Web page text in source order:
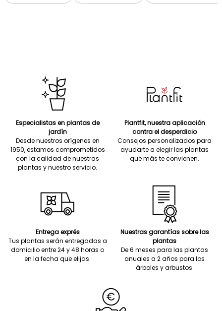
Especialistas en plantas de
jardín
Desde nuestros orígenes en
1950, estamos comprometidos
con la calidad de nuestras
plantas y nuestro servicio.
Plantfit, nuestra aplicación
contra el desperdicio
Consejos personalizados para
ayudarte a elegir las plantas
que más te convienen.
Entrega exprés
Tus plantas serán entregadas a
domicilio entre 24 y 48 horas o
en la fecha que elijas.
Nuestras garantías sobre las
plantas
De 6 meses para las plantas
anuales a 2 años para los
árboles y arbustos.